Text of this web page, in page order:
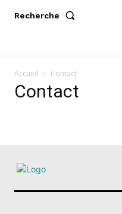
Recherche
Accueil Contact
Contact